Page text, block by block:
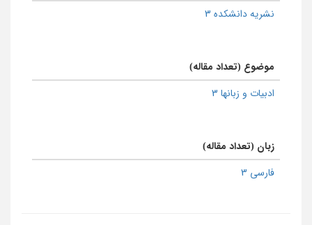
نشریه دانشکده 3
موضوع (تعداد مقاله)
ادبیات و زبانها 3
زبان (تعداد مقاله)
فارسی 3